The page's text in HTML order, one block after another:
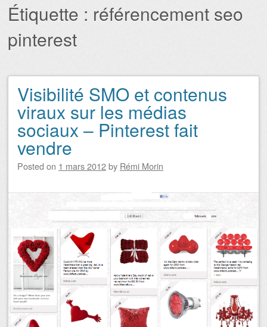
Étiquette : référencement seo
pinterest
Navigation des articles
Visibilité SMO et contenus
viraux sur les médias
sociaux – Pinterest fait
vendre
Posted on 1 mars 2012by Rémi Morin